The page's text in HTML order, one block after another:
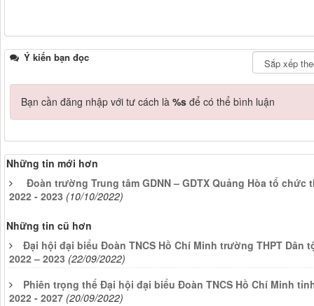
Ý kiến bạn đọc
Bạn cần đăng nhập với tư cách là %s để có thể bình luận
Những tin mới hơn
Đoàn trường Trung tâm GDNN – GDTX Quảng Hòa tổ
2022 - 2023 (10/10/2022)
Những tin cũ hơn
Đại hội đại biểu Đoàn TNCS Hồ Chí Minh trường THPT Dân
2022 – 2023 (22/09/2022)
Phiên trọng thể Đại hội đại biểu Đoàn TNCS Hồ Chí Minh
2022 - 2027 (20/09/2022)